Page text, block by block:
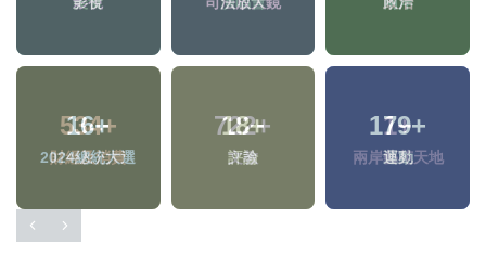
16+
2024總統大選
18+
評論
179+
運動